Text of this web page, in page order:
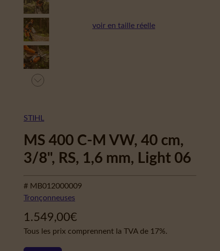
voir en taille réelle
STIHL
MS 400 C-M VW, 40 cm,
3/8", RS, 1,6 mm, Light 06
# MB012000009
Tronçonneuses
1.549,00€
Tous les prix comprennent la TVA de 17%.